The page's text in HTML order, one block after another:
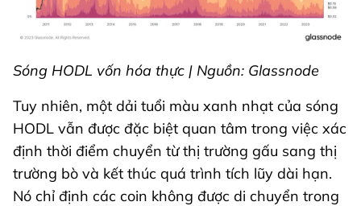
Sóng HODL vốn hóa thực | Nguồn: Glassnode
Tuy nhiên, một dải tuổi màu xanh nhạt của sóng
HODL vẫn được đặc biệt quan tâm trong việc xác
định thời điểm chuyển từ thị trường gấu sang thị
trường bò và kết thúc quá trình tích lũy dài hạn.
Nó chỉ định các coin không được di chuyển trong